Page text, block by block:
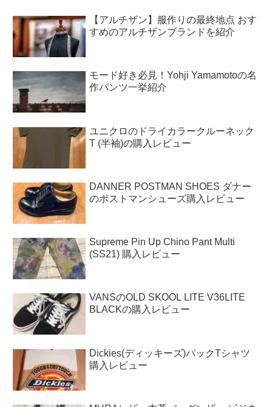
【アルチザン】服作りの最終地点 おす
すめのアルチザンブランドを紹介
モード好き必見！Yohji Yamamotoの名
作パンツ一挙紹介
ユニクロのドライカラークルーネック
T (半袖)の購入レビュー
DANNER POSTMAN SHOES ダナー
のポストマンシューズ購入レビュー
Supreme Pin Up Chino Pant Multi
(SS21) 購入レビュー
VANSのOLD SKOOL LITE V36LITE
BLACKの購入レビュー
Dickies(ディッキーズ)パックTシャツ
購入レビュー